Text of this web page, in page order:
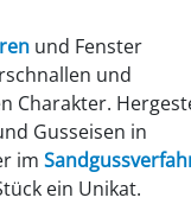
und Fenster
und
Charakter.
Gusseisen in
im
ein Unikat.